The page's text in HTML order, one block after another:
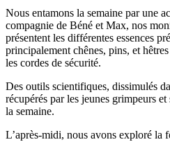
Nous entamons la semaine par une
compagnie de Béné et Max, nos
présentent les différentes essences
principalement chênes, pins, et
les cordes de sécurité.
Des outils scientifiques, dissimulés
récupérés par les jeunes grimpeurs
la semaine.
L’après-midi, nous avons exploré la